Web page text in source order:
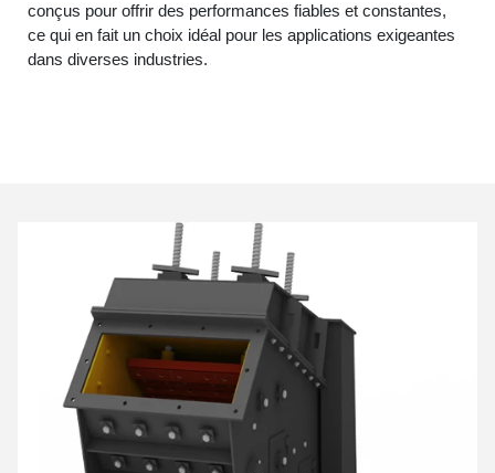
conçus pour offrir des performances fiables et constantes,
ce qui en fait un choix idéal pour les applications exigeantes
dans diverses industries.